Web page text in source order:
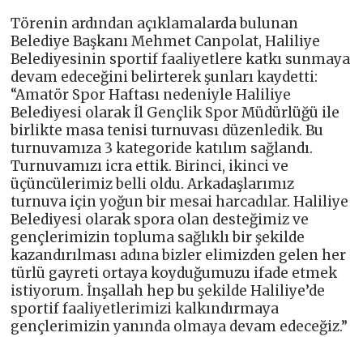
Törenin ardından açıklamalarda bulunan
Belediye Başkanı Mehmet Canpolat, Haliliye
Belediyesinin sportif faaliyetlere katkı sunmaya
devam edeceğini belirterek şunları kaydetti:
“Amatör Spor Haftası nedeniyle Haliliye
Belediyesi olarak İl Gençlik Spor Müdürlüğü ile
birlikte masa tenisi turnuvası düzenledik. Bu
turnuvamıza 3 kategoride katılım sağlandı.
Turnuvamızı icra ettik. Birinci, ikinci ve
üçüncülerimiz belli oldu. Arkadaşlarımız
turnuva için yoğun bir mesai harcadılar. Haliliye
Belediyesi olarak spora olan desteğimiz ve
gençlerimizin topluma sağlıklı bir şekilde
kazandırılması adına bizler elimizden gelen her
türlü gayreti ortaya koyduğumuzu ifade etmek
istiyorum. İnşallah hep bu şekilde Haliliye’de
sportif faaliyetlerimizi kalkındırmaya
gençlerimizin yanında olmaya devam edeceğiz.”